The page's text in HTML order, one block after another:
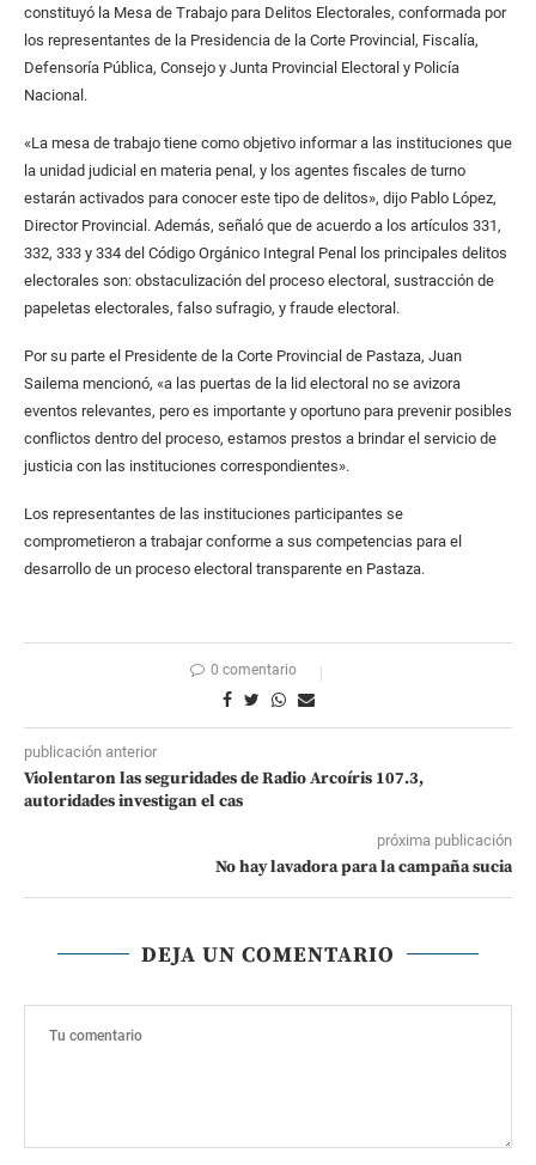
constituyó la Mesa de Trabajo para Delitos Electorales, conformada por
los representantes de la Presidencia de la Corte Provincial, Fiscalía,
Defensoría Pública, Consejo y Junta Provincial Electoral y Policía
Nacional.
«La mesa de trabajo tiene como objetivo informar a las instituciones que
la unidad judicial en materia penal, y los agentes fiscales de turno
estarán activados para conocer este tipo de delitos», dijo Pablo López,
Director Provincial. Además, señaló que de acuerdo a los artículos 331,
332, 333 y 334 del Código Orgánico Integral Penal los principales delitos
electorales son: obstaculización del proceso electoral, sustracción de
papeletas electorales, falso sufragio, y fraude electoral.
Por su parte el Presidente de la Corte Provincial de Pastaza, Juan
Sailema mencionó, «a las puertas de la lid electoral no se avizora
eventos relevantes, pero es importante y oportuno para prevenir posibles
conflictos dentro del proceso, estamos prestos a brindar el servicio de
justicia con las instituciones correspondientes».
Los representantes de las instituciones participantes se
comprometieron a trabajar conforme a sus competencias para el
desarrollo de un proceso electoral transparente en Pastaza.
0 comentario
publicación anterior
Violentaron las seguridades de Radio Arcoíris 107.3,
autoridades investigan el cas
próxima publicación
No hay lavadora para la campaña sucia
DEJA UN COMENTARIO